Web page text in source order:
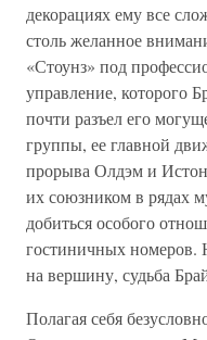
декорациях ему все
столь желанное
«Стоунз» под
управление, которого
почти разъел его
группы, ее главной
прорыва Олдэм и
их союзником в рядах
добиться особого
гостиничных номеров.
на вершину, судьба
Полагая себя